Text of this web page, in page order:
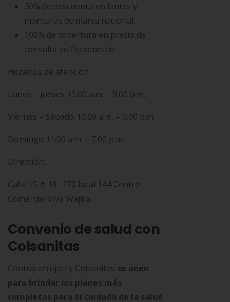
30% de descuento en lentes y
monturas de marca nacional.
100% de cobertura en precio de
consulta de Optometría.
Horarios de atención:
Lunes – jueves 10:00 a.m. – 8:00 p.m.
Viernes – Sábado 10:00 a.m. – 9:00 p.m.
Domingo 11:00 a.m. – 7:00 p.m.
Dirección:
Calle 15 # 18 -270 local 144 Centro
Comercial Viva Wajira.
Convenio de salud con
Colsanitas
Cootracerrejón y Colsanitas se unen
para brindar los planes más
completos para el cuidado de la salud